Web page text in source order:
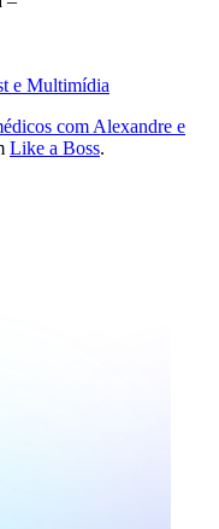
e Multimídia
com Alexandre e
Like a Boss.